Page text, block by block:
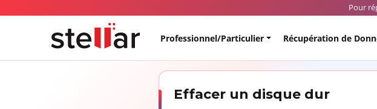
Pour
Professionnel/Particulier Récupération de
Effacer un disque dur